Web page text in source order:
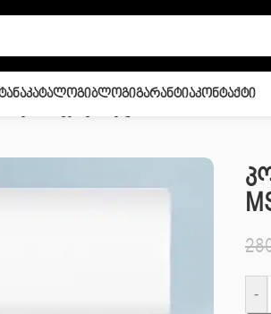
ᲙატალოგიᲑლოგიᲒარანტიაᲙონტაქტი
-